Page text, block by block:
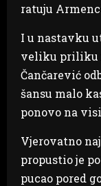
ratuju
I u nastavku
veliku priliku
Čančarević
šansu malo
ponovo na
Vjerovatno
propustio je
pucao pored